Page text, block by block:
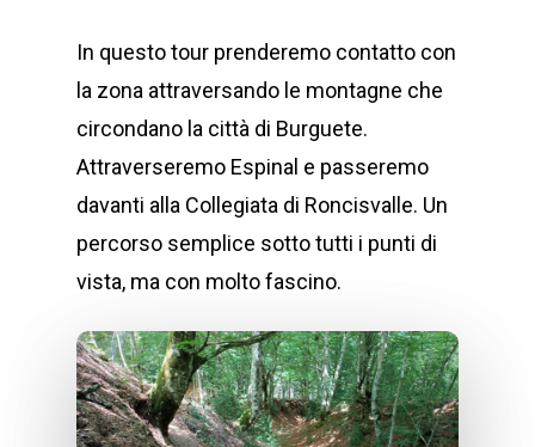
In questo tour prenderemo contatto con
la zona attraversando le montagne che
circondano la città di Burguete.
Attraverseremo Espinal e passeremo
davanti alla Collegiata di Roncisvalle. Un
percorso semplice sotto tutti i punti di
vista, ma con molto fascino.